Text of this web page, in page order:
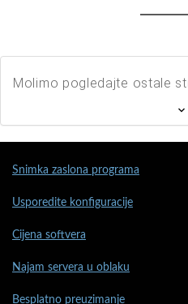
Molimo pogledajte ostale
Snimka zaslona programa
Usporedite konfiguracije
Cijena softvera
Najam servera u oblaku
Besplatno preuzimanje